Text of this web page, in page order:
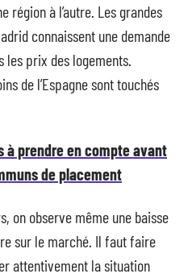
région à l’autre. Les grandes
connaissent une demande
les prix des logements.
de l’Espagne sont touchés
à prendre en compte avant
de placement
on observe même une baisse
sur le marché. Il faut faire
attentivement la situation